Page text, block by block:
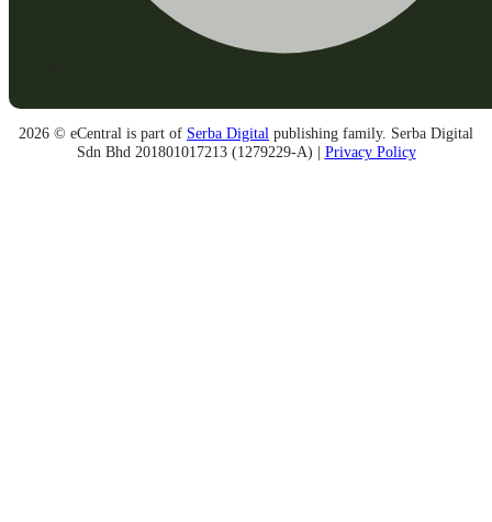
2026 © eCentral is part of Serba Digital publishing family. Serba Digital
Sdn Bhd 201801017213 (1279229-A) | Privacy Policy